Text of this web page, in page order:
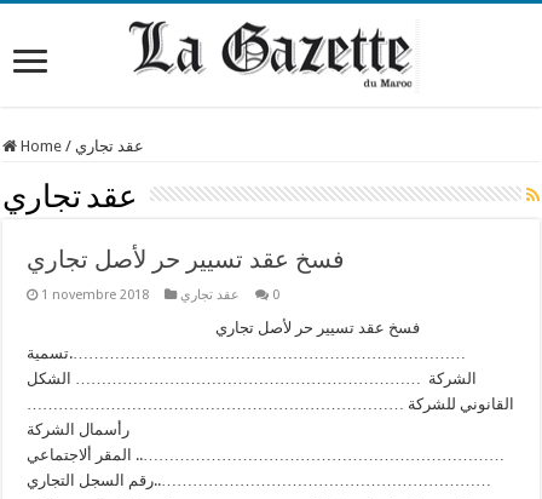
Home / عقد تجاري
عقد تجاري
فسخ عقد تسيير حر لأصل تجاري
1 novembre 2018 عقد تجاري 0
………………………………………………………………….تسمية
الشركة ………………………………………………………… الشكل
القانوني للشركة ………………………………………………………………
رأسمال الشركة
…………………………………………………………….. المقر ألاجتماعي
………………………………………………………..رقم السجل التجاري